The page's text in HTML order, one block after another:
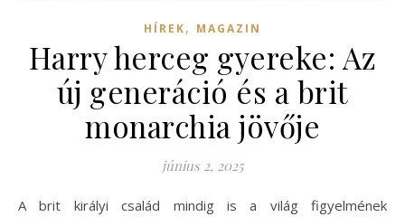
HÍREK, MAGAZIN
Harry herceg gyereke: Az
új generáció és a brit
monarchia jövője
június 2, 2025
A brit királyi család mindig is a világ figyelmének